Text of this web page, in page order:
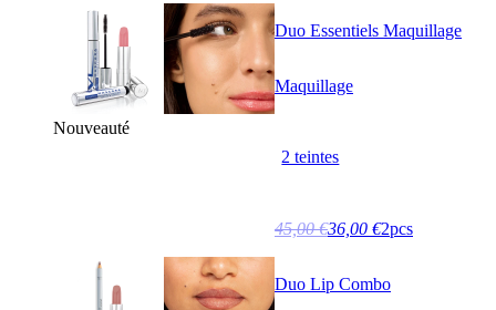
Nouveauté
Duo Essentiels Maquillage
Maquillage
2 teintes
45,00 €36,00 €2pcs
Duo Lip Combo